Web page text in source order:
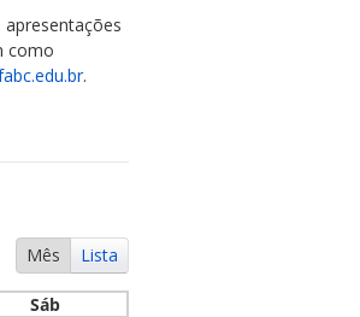
como
.
Mês Lista
Sáb